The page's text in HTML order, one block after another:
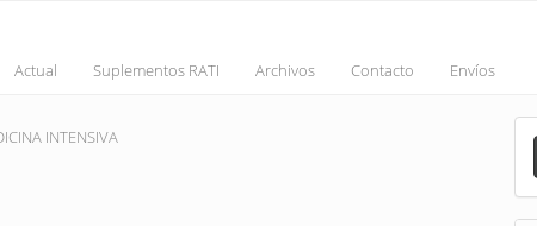
Actual Suplementos RATI Archivos Contacto Envíos
INTENSIVA